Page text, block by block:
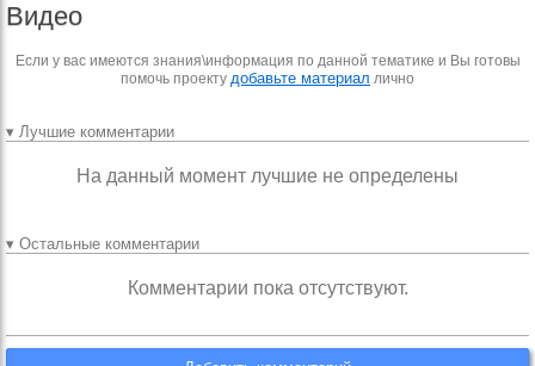
Видео
Если у вас имеются знания\информация по данной тематике и Вы готовы
помочь проекту добавьте материал лично
▾ Лучшие комментарии
На данный момент лучшие не определены
▾ Остальные комментарии
Комментарии пока отсутствуют.